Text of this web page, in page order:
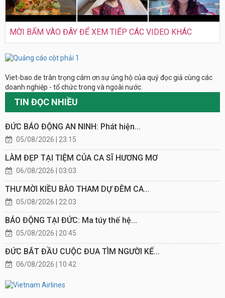
MỜI BẤM VÀO ĐÂY ĐỂ XEM TIẾP CÁC VIDEO KHÁC
Viet-bao.de trân trọng cám ơn sự ủng hộ của quý đọc giả cùng các
doanh nghiệp - tổ chức trong và ngoài nước.
TIN ĐỌC NHIỀU
ĐỨC BÁO ĐỘNG AN NINH: Phát hiện...
05/08/2026 | 23:15
LÀM ĐẸP TẠI TIỆM CỦA CA SĨ HƯƠNG MƠ
06/08/2026 | 03:03
THƯ MỜI KIỀU BÀO THAM DỰ ĐÊM CA...
05/08/2026 | 22:03
BÁO ĐỘNG TẠI ĐỨC: Ma túy thế hệ...
05/08/2026 | 20:45
ĐỨC BẮT ĐẦU CUỘC ĐUA TÌM NGƯỜI KẾ...
06/08/2026 | 10:42